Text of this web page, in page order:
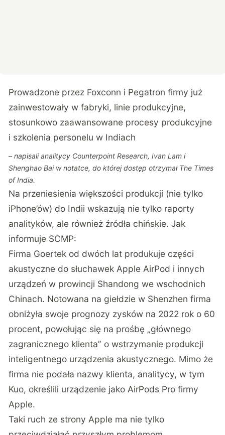
Prowadzone przez Foxconn i Pegatron firmy już
zainwestowały w fabryki, linie produkcyjne,
stosunkowo zaawansowane procesy produkcyjne
i szkolenia personelu w Indiach
– napisali analitycy Counterpoint Research, Ivan Lam i
Shenghao Bai w notatce, do której dostęp otrzymał The Times
of India.
Na przeniesienia większości produkcji (nie tylko
iPhone’ów) do Indii wskazują nie tylko raporty
analityków, ale również źródła chińskie. Jak
informuje SCMP:
Firma Goertek od dwóch lat produkuje części
akustyczne do słuchawek Apple AirPod i innych
urządzeń w prowincji Shandong we wschodnich
Chinach. Notowana na giełdzie w Shenzhen firma
obniżyła swoje prognozy zysków na 2022 rok o 60
procent, powołując się na prośbę „głównego
zagranicznego klienta” o wstrzymanie produkcji
inteligentnego urządzenia akustycznego. Mimo że
firma nie podała nazwy klienta, analitycy, w tym
Kuo, określili urządzenie jako AirPods Pro firmy
Apple.
Taki ruch ze strony Apple ma nie tylko